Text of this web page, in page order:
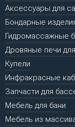
Аксессуары для
Бондарные
Гидромассажные
Дровяные печи
Купели
Инфракрасные
Запчасти для
Мебель для бани
Мебель из